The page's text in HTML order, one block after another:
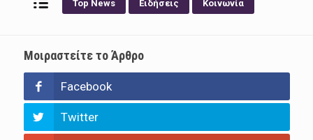
Top News Ειδήσεις Κοινωνία
Μοιραστείτε το Άρθρο
Facebook
Twitter